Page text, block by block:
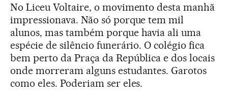
No Liceu Voltaire, o movimento desta manhã
impressionava. Não só porque tem mil
alunos, mas também porque havia ali uma
espécie de silêncio funerário. O colégio fica
bem perto da Praça da República e dos locais
onde morreram alguns estudantes. Garotos
como eles. Poderiam ser eles.